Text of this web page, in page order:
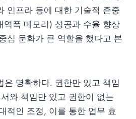
인프라 등에 대한 기술적 존중
역폭 메모리) 성공과 수율 향상
심 문화가 큰 역할을 했다고 본
은 명확하다. 권한만 있고 책임
와 책임만 있고 권한이 없는
적인 조정, 이를 통한 업무 효